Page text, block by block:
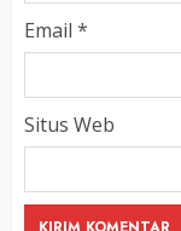
Email *
Situs Web